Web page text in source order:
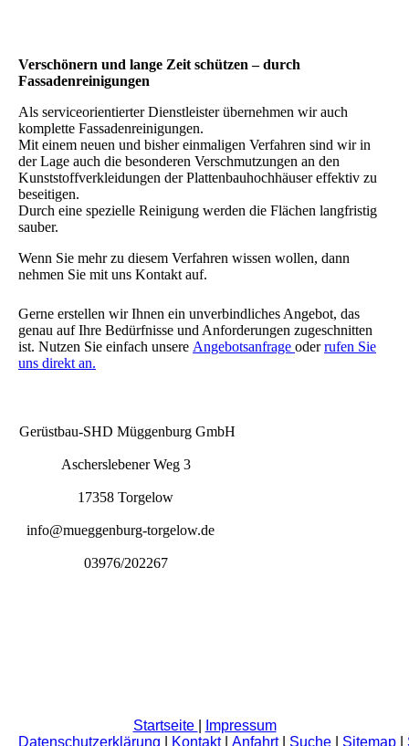
Verschönern und lange Zeit schützen – durch
Fassadenreinigungen
Als serviceorientierter Dienstleister übernehmen wir auch
komplette Fassadenreinigungen.
Mit einem neuen und bisher einmaligen Verfahren sind wir in
der Lage auch die besonderen Verschmutzungen an den
Kunststoffverkleidungen der Plattenbauhochhäuser effektiv zu
beseitigen.
Durch eine spezielle Reinigung werden die Flächen langfristig
sauber.
Wenn Sie mehr zu diesem Verfahren wissen wollen, dann
nehmen Sie mit uns Kontakt auf.
Gerne erstellen wir Ihnen ein unverbindliches Angebot, das
genau auf Ihre Bedürfnisse und Anforderungen zugeschnitten
ist. Nutzen Sie einfach unsere Angebotsanfrage oderrufen Sie
uns direkt an.
Gerüstbau-SHD Müggenburg GmbH
Ascherslebener Weg 3
17358 Torgelow
info@mueggenburg-torgelow.de
03976/202267
Startseite
Impressum
Datenschutzerklärung
Kontakt Anfahrt Suche Sitemap